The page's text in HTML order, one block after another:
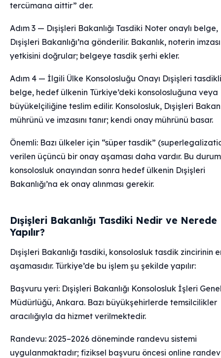
tercümana aittir” der.
Adım 3 — Dışişleri Bakanlığı Tasdiki Noter onaylı belge,
Dışişleri Bakanlığı’na gönderilir. Bakanlık, noterin
yetkisini doğrular; belgeye tasdik şerhi ekler.
Adım 4 — İlgili Ülke Konsolosluğu Onayı Dışişleri tasdikli
belge, hedef ülkenin Türkiye’deki konsolosluğuna veya
büyükelçiliğine teslim edilir. Konsolosluk, Dışişleri
mührünü ve imzasını tanır; kendi onay mührünü basar.
Önemli: Bazı ülkeler için “süper tasdik”
verilen üçüncü bir onay aşaması daha vardır. Bu
konsolosluk onayından sonra hedef ülkenin Dışişleri
Bakanlığı’na ek onay alınması gerekir.
Dışişleri Bakanlığı Tasdiki Nedir ve Nerede
Yapılır?
Dışişleri Bakanlığı tasdiki, konsolosluk tasdik zincirinin
aşamasıdır. Türkiye’de bu işlem şu şekilde yapılır:
Başvuru yeri: Dışişleri Bakanlığı Konsolosluk İşleri
Müdürlüğü, Ankara. Bazı büyükşehirlerde temsilcilikler
aracılığıyla da hizmet verilmektedir.
Randevu: 2025–2026 döneminde randevu sistemi
uygulanmaktadır; fiziksel başvuru öncesi online